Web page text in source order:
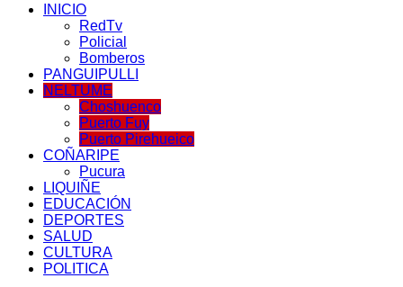
INICIO
RedTv
Policial
Bomberos
PANGUIPULLI
NELTUME
Choshuenco
Puerto Fuy
Puerto Pirehueico
COÑARIPE
Pucura
LIQUIÑE
EDUCACIÓN
DEPORTES
SALUD
CULTURA
POLITICA